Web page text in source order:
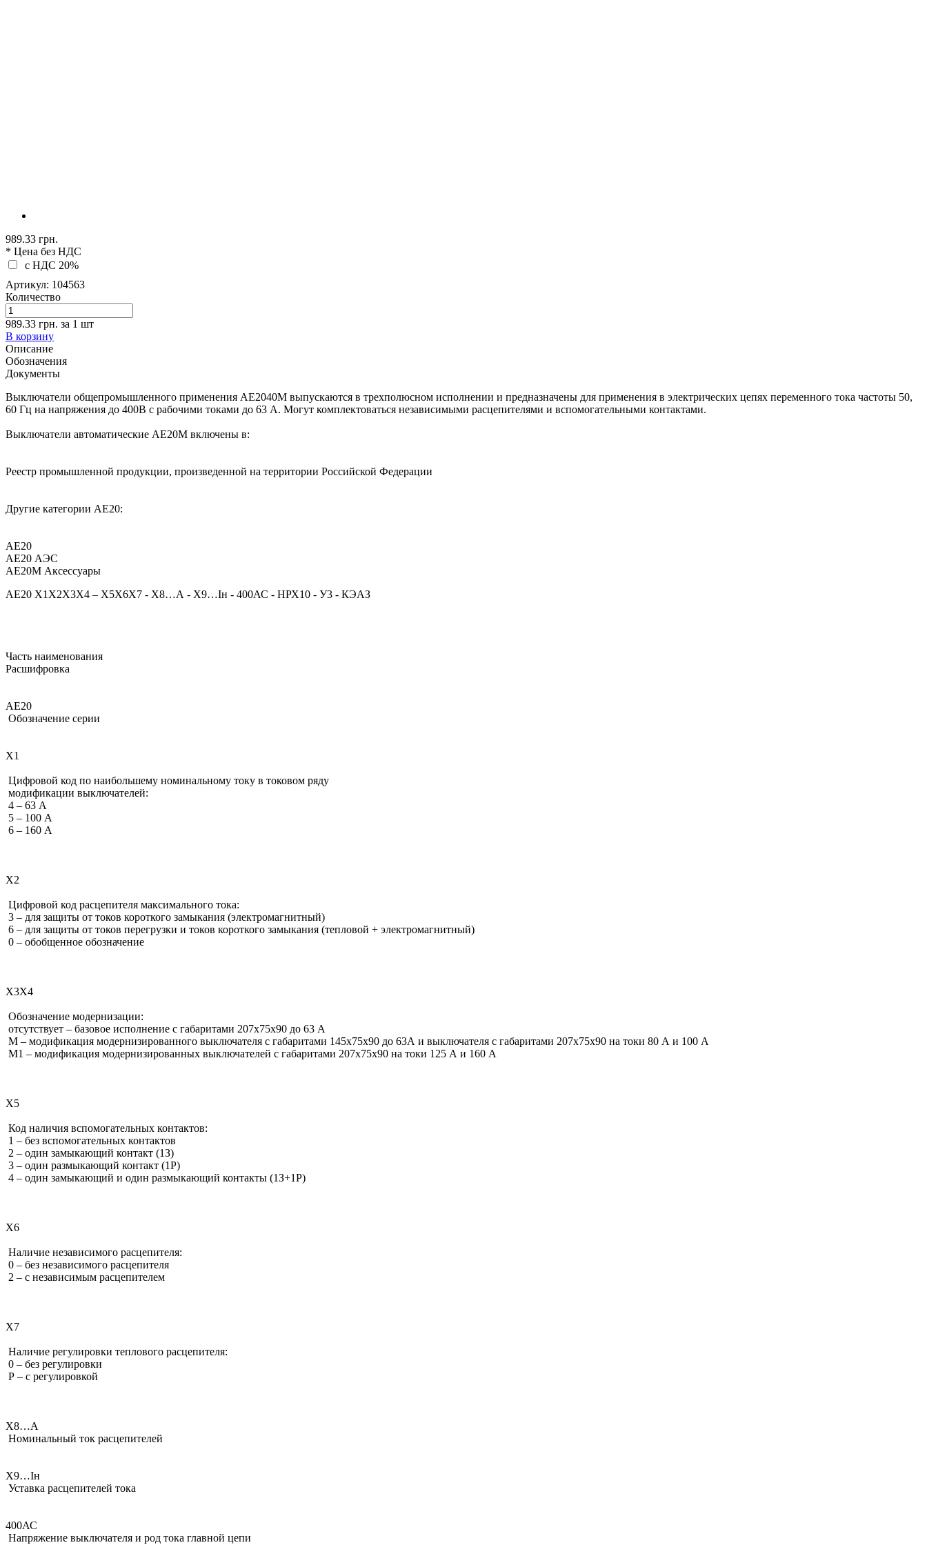
989.33 грн.
* Цена без НДС
c НДС 20%
Артикул: 104563
Количество
989.33 грн. за 1 шт
В корзину
Описание
Обозначения
Документы
Выключатели общепромышленного применения АЕ2040М выпускаются в трехполюсном исполнении и предназначены для применения в электрических цепях переменного тока частоты 50,
60 Гц на напряжения до 400В с рабочими токами до 63 А. Могут комплектоваться независимыми расцепителями и вспомогательными контактами.
Выключатели автоматические АЕ20М включены в:
Реестр промышленной продукции, произведенной на территории Российской Федерации
Другие категории АЕ20:
АЕ20
АЕ20 АЭС
АЕ20М Аксессуары
АЕ20 Х1Х2Х3Х4 – Х5Х6Х7 - Х8…А - Х9…Iн - 400АС - НРХ10 - У3 - КЭАЗ
Часть наименования
Расшифровка
АЕ20
Обозначение серии
Х1
Цифровой код по наибольшему номинальному току в токовом ряду
модификации выключателей:
4 – 63 А
5 – 100 А
6 – 160 А
Х2
Цифровой код расцепителя максимального тока:
3 – для защиты от токов короткого замыкания (электромагнитный)
6 – для защиты от токов перегрузки и токов короткого замыкания (тепловой + электромагнитный)
0 – обобщенное обозначение
Х3Х4
Обозначение модернизации:
отсутствует – базовое исполнение с габаритами 207х75х90 до 63 А
М – модификация модернизированного выключателя с габаритами 145х75х90 до 63А и выключателя с габаритами 207х75х90 на токи 80 А и 100 А
М1 – модификация модернизированных выключателей с габаритами 207х75х90 на токи 125 А и 160 А
Х5
Код наличия вспомогательных контактов:
1 – без вспомогательных контактов
2 – один замыкающий контакт (1З)
3 – один размыкающий контакт (1Р)
4 – один замыкающий и один размыкающий контакты (1З+1Р)
Х6
Наличие независимого расцепителя:
0 – без независимого расцепителя
2 – с независимым расцепителем
Х7
Наличие регулировки теплового расцепителя:
0 – без регулировки
Р – с регулировкой
Х8…А
Номинальный ток расцепителей
Х9…Iн
Уставка расцепителей тока
400АС
Напряжение выключателя и род тока главной цепи